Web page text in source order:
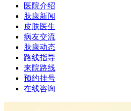
医院介绍
肤康新闻
皮肤医生
病友交流
肤康动态
路线指导
来院路线
预约挂号
在线咨询